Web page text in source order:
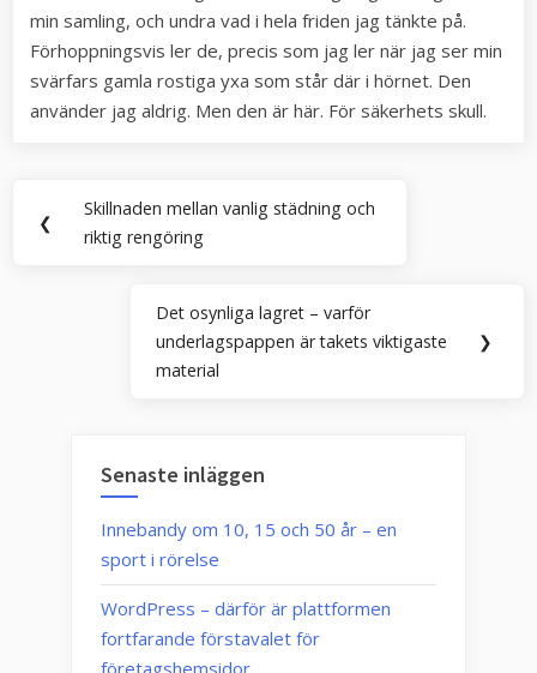
min samling, och undra vad i hela friden jag tänkte på.
Förhoppningsvis ler de, precis som jag ler när jag ser min
svärfars gamla rostiga yxa som står där i hörnet. Den
använder jag aldrig. Men den är här. För säkerhets skull.
Inläggsnavigering
❮
Previous
Post:
Skillnaden mellan vanlig städning och
riktig rengöring
Next
Post:
Det osynliga lagret – varför
underlagspappen är takets viktigaste
material
❯
Senaste inläggen
Innebandy om 10, 15 och 50 år – en
sport i rörelse
WordPress – därför är plattformen
fortfarande förstavalet för